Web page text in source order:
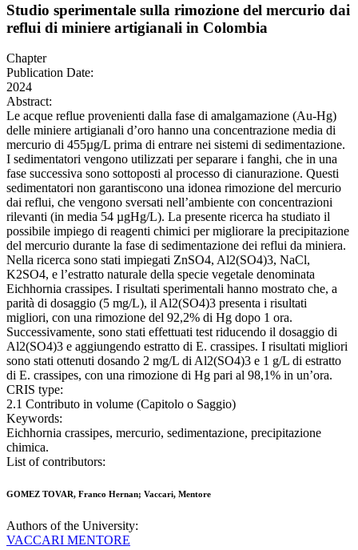
Studio sperimentale sulla rimozione del mercurio dai
reflui di miniere artigianali in Colombia
Chapter
Publication Date:
2024
Abstract:
Le acque reflue provenienti dalla fase di amalgamazione (Au-Hg)
delle miniere artigianali d’oro hanno una concentrazione media di
mercurio di 455µg/L prima di entrare nei sistemi di sedimentazione.
I sedimentatori vengono utilizzati per separare i fanghi, che in una
fase successiva sono sottoposti al processo di cianurazione. Questi
sedimentatori non garantiscono una idonea rimozione del mercurio
dai reflui, che vengono sversati nell’ambiente con concentrazioni
rilevanti (in media 54 µgHg/L). La presente ricerca ha studiato il
possibile impiego di reagenti chimici per migliorare la precipitazione
del mercurio durante la fase di sedimentazione dei reflui da miniera.
Nella ricerca sono stati impiegati ZnSO4, Al2(SO4)3, NaCl,
K2SO4, e l’estratto naturale della specie vegetale denominata
Eichhornia crassipes. I risultati sperimentali hanno mostrato che, a
parità di dosaggio (5 mg/L), il Al2(SO4)3 presenta i risultati
migliori, con una rimozione del 92,2% di Hg dopo 1 ora.
Successivamente, sono stati effettuati test riducendo il dosaggio di
Al2(SO4)3 e aggiungendo estratto di E. crassipes. I risultati migliori
sono stati ottenuti dosando 2 mg/L di Al2(SO4)3 e 1 g/L di estratto
di E. crassipes, con una rimozione di Hg pari al 98,1% in un’ora.
CRIS type:
2.1 Contributo in volume (Capitolo o Saggio)
Keywords:
Eichhornia crassipes, mercurio, sedimentazione, precipitazione
chimica.
List of contributors:
GOMEZ TOVAR, Franco Hernan; Vaccari, Mentore
Authors of the University:
VACCARI MENTORE